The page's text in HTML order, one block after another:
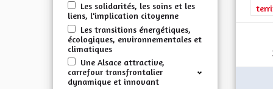
Les solidarités, les soins et les
liens, l'implication citoyenne
Les transitions énergétiques,
écologiques, environnementales et
climatiques
Une Alsace attractive,
carrefour transfrontalier
dynamique et innovant